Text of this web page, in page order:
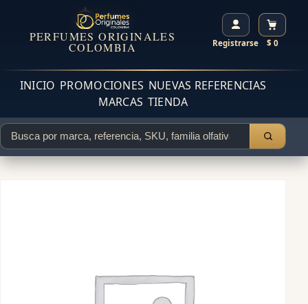
PERFUMES ORIGINALES
COLOMBIA Registrarse $ 0
INICIO PROMOCIONES NUEVAS REFERENCIAS
MARCAS TIENDA